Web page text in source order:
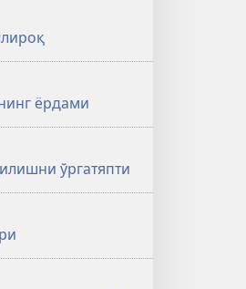
ёрдами
ўргатяпти